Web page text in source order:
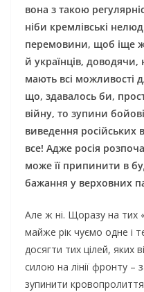
вона з такою
ніби кремлівські
перемовини, щоб іще
й українців,
мають всі можливості
що, здавалось би,
війну, то зупини бойові
виведення російських
все! Адже росія
може її припинити в
бажання у верховних
Але ж ні. Щоразу на тих
майже рік чуємо одне і
досягти тих цілей, яких
силою на лінії фронту –
зупинити